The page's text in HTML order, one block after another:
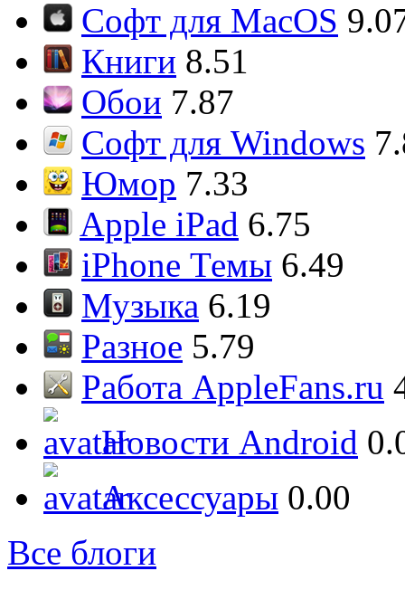
Софт для MacOS
Книги 8.51
Обои 7.87
Софт для Windows
Юмор 7.33
Apple iPad 6.75
iPhone Темы 6.49
Музыка 6.19
Разное 5.79
Работа AppleFans.ru
Новости Android
Аксессуары 0.00
Все блоги